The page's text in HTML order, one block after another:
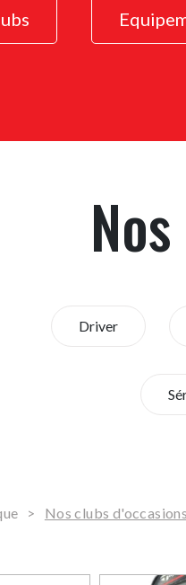
Driver
> Nos clubs d'occasions